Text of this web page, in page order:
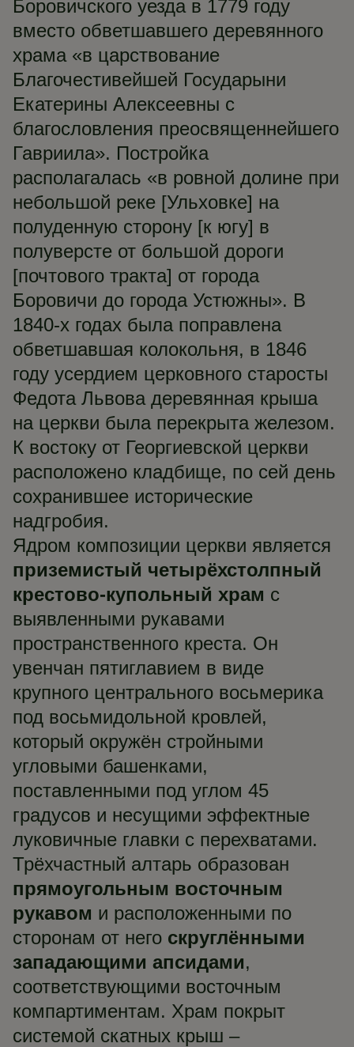
Боровичского уезда в 1779 году
вместо обветшавшего деревянного
храма «в царствование
Благочестивейшей Государыни
Екатерины Алексеевны с
благословления преосвященнейшего
Гавриила». Постройка
располагалась «в ровной долине при
небольшой реке [Ульховке] на
полуденную сторону [к югу] в
полуверсте от большой дороги
[почтового тракта] от города
Боровичи до города Устюжны». В
1840-х годах была поправлена
обветшавшая колокольня, в 1846
году усердием церковного старосты
Федота Львова деревянная крыша
на церкви была перекрыта железом.
К востоку от Георгиевской церкви
расположено кладбище, по сей день
сохранившее исторические
надгробия.
Ядром композиции церкви является
приземистый четырёхстолпный
крестово-купольный храм с
выявленными рукавами
пространственного креста. Он
увенчан пятиглавием в виде
крупного центрального восьмерика
под восьмидольной кровлей,
который окружён стройными
угловыми башенками,
поставленными под углом 45
градусов и несущими эффектные
луковичные главки с перехватами.
Трёхчастный алтарь образован
прямоугольным восточным
рукавом и расположенными по
сторонам от него скруглёнными
западающими апсидами,
соответствующими восточным
компартиментам. Храм покрыт
системой скатных крыш –